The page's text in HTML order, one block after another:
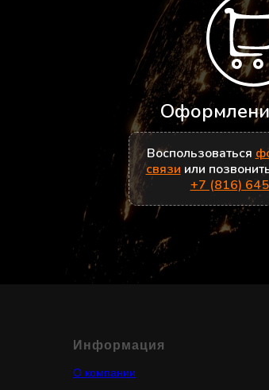
Воспользоваться
связи или
+7 (816)
Информация
О компании